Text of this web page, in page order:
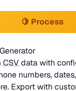
🍋 Process
CSVdata with
numbers,
Export with